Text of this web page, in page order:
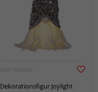
STAR TRADING
Dekorationsfigur Joylight